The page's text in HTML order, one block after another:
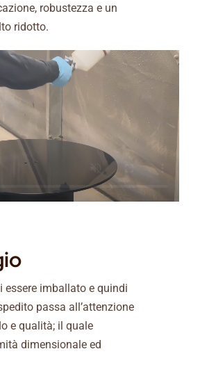
robustezza e un
ridotto.
essere imballato e quindi
passa all’attenzione
e qualità; il quale
dimensionale ed